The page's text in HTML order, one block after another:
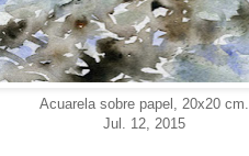
Acuarela sobre papel, 20x20 cm.
Jul. 12, 2015